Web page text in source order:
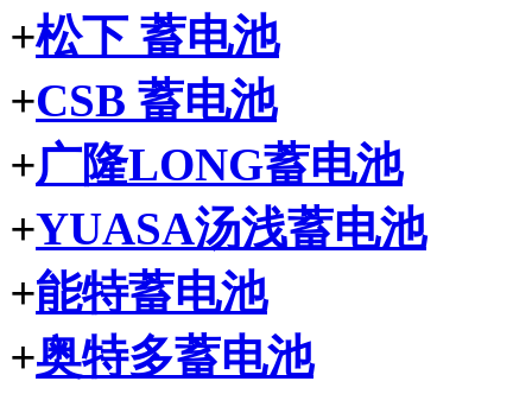
+松下 蓄电池
+CSB 蓄电池
+广隆LONG蓄电池
+YUASA汤浅蓄电池
+能特蓄电池
+奥特多蓄电池